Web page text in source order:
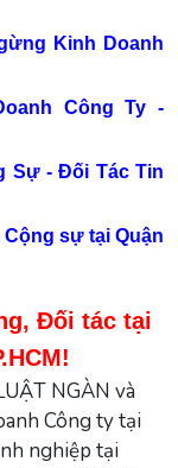
Kinh Doanh
Công Ty -
Sự - Đối Tác Tin
sự tại Quận
Đối tác tại